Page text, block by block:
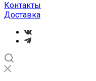
Контакты
Доставка